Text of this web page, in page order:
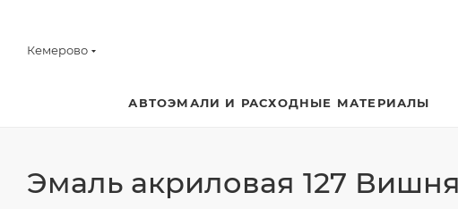
Кемерово
АВТОЭМАЛИ И РАСХОДНЫЕ МАТЕРИАЛЫ
Эмаль акриловая 127 Вишня